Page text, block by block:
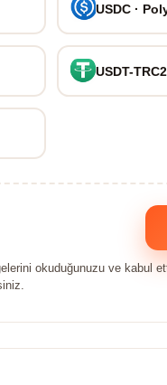
USDC ·
USDT-
okuduğunuzu ve kabul